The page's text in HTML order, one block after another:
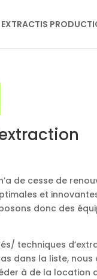
EXTRACTIS
de cesse de
et
donc des
techniques
dans la liste,
à de la location